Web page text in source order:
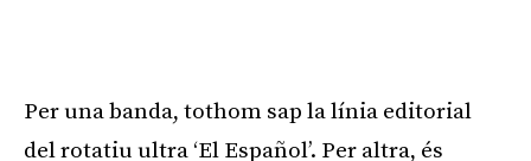
Per una banda, tothom sap la línia editorial
del rotatiu ultra ‘El Español’. Per altra, és